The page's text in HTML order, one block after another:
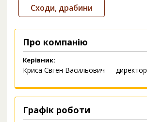
Сходи, драбини
Про компанію
Керівник:
Криса Євген Васильович — директор
Графік роботи